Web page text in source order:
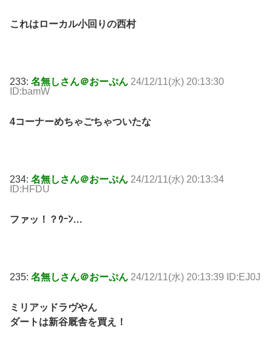
これはローカル小回りの西村
233: 名無しさん＠おーぷん 24/12/11(水) 20:13:30
ID:bamW
4コーナーめちゃごちゃついたな
234: 名無しさん＠おーぷん 24/12/11(水) 20:13:34
ID:HFDU
ファッ！？ｳｰﾝ…
235: 名無しさん＠おーぷん 24/12/11(水) 20:13:39 ID:EJ0J
ミリアッドラヴやん
ダートは新谷厩舎を買え！